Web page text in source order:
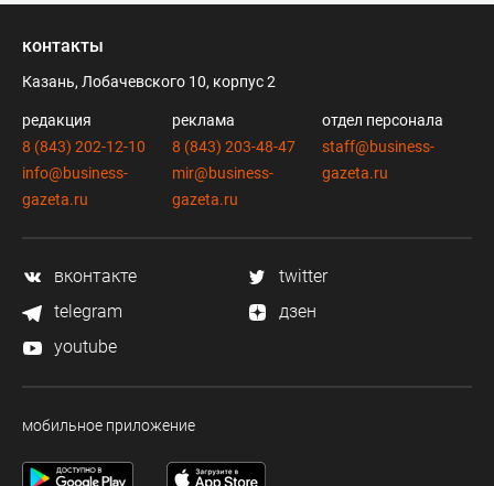
контакты
Казань, Лобачевского 10, корпус 2
редакция
8 (843) 202-12-10
info@business-
gazeta.ru
реклама
8 (843) 203-48-47
mir@business-
gazeta.ru
отдел персонала
staff@business-
gazeta.ru
вконтакте
twitter
telegram
дзен
youtube
мобильное приложение